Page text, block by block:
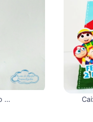
Caixa pirâmide Circo do Mickey